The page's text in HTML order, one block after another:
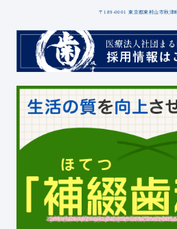
〒189-0001 東京都東村山市秋津